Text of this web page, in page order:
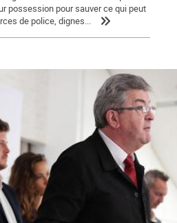
possession pour sauver ce qui peut
de police, dignes...